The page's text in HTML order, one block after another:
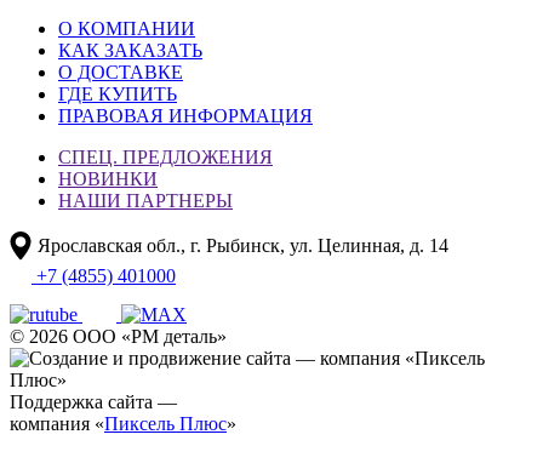
О КОМПАНИИ
КАК ЗАКАЗАТЬ
О ДОСТАВКЕ
ГДЕ КУПИТЬ
ПРАВОВАЯ ИНФОРМАЦИЯ
СПЕЦ. ПРЕДЛОЖЕНИЯ
НОВИНКИ
НАШИ ПАРТНЕРЫ
Ярославская обл., г. Рыбинск, ул. Целинная, д. 14
+7 (4855) 401000
© 2026 ООО «РМ деталь»
Поддержка сайта —
компания «Пиксель Плюс»